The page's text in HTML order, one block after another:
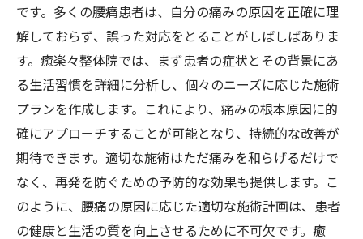
です。多くの腰痛患者は、自分の痛みの原因を正確に理
解しておらず、誤った対応をとることがしばしばありま
す。癒楽々整体院では、まず患者の症状とその背景にあ
る生活習慣を詳細に分析し、個々のニーズに応じた施術
プランを作成します。これにより、痛みの根本原因に的
確にアプローチすることが可能となり、持続的な改善が
期待できます。適切な施術はただ痛みを和らげるだけで
なく、再発を防ぐための予防的な効果も提供します。こ
のように、腰痛の原因に応じた適切な施術計画は、患者
の健康と生活の質を向上させるために不可欠です。癒